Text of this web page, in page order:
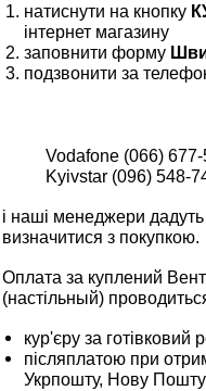
натиснути на кнопку
інтернет магазину
заповнити форму
подзвонити за
Vodafone (066)
Kyivstar (096) 548-
і наші менеджери
визначитися з покупкою.
Оплата за куплений
(настільный)
кур'єру за готівковий
післяплатою при
Укрпошту, Нову